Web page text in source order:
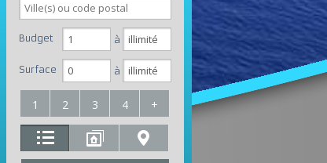
Budget à
Surface à
1 2 3 4 +